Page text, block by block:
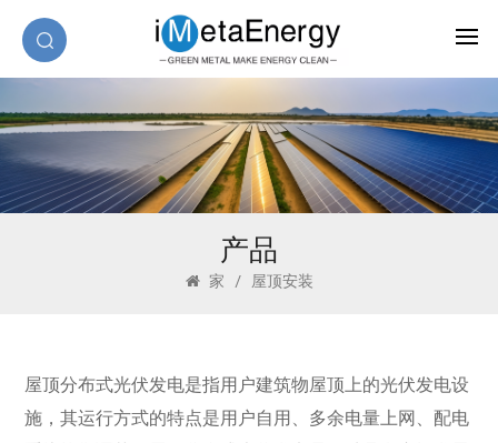
产品
家 / 屋顶安装
屋顶分布式光伏发电是指用户建筑物屋顶上的光伏发电设
施，其运行方式的特点是用户自用、多余电量上网、配电